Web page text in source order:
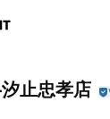
止忠孝店